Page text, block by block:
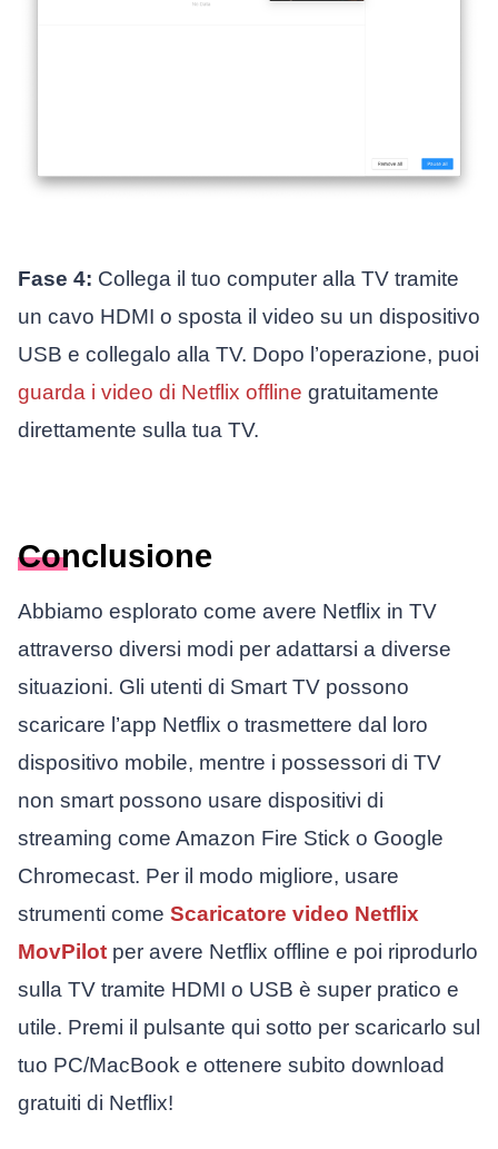
Fase 4: Collega il tuo computer alla TV tramite
un cavo HDMI o sposta il video su un dispositivo
USB e collegalo alla TV. Dopo l’operazione, puoi
guarda i video di Netflix offline gratuitamente
direttamente sulla tua TV.
Conclusione
Abbiamo esplorato come avere Netflix in TV
attraverso diversi modi per adattarsi a diverse
situazioni. Gli utenti di Smart TV possono
scaricare l’app Netflix o trasmettere dal loro
dispositivo mobile, mentre i possessori di TV
non smart possono usare dispositivi di
streaming come Amazon Fire Stick o Google
Chromecast. Per il modo migliore, usare
strumenti come Scaricatore video Netflix
MovPilotper avere Netflix offline e poi riprodurlo
sulla TV tramite HDMI o USB è super pratico e
utile. Premi il pulsante qui sotto per scaricarlo sul
tuo PC/MacBook e ottenere subito download
gratuiti di Netflix!